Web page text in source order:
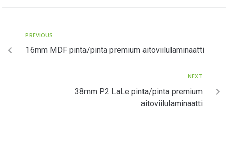
PREVIOUS
16mm MDF pinta/pinta premium aitoviilulaminaatti
NEXT
38mm P2 LaLe pinta/pinta premium
aitoviilulaminaatti